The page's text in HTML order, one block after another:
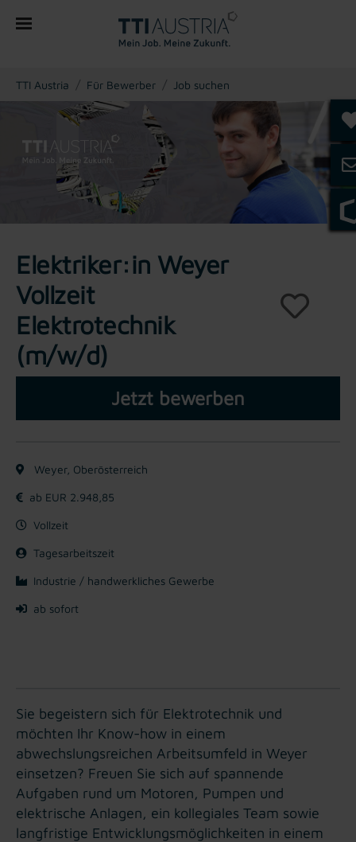
You are here:
TTI Austria Für Bewerber Job suchen
Elektriker:in Weyer
Vollzeit
Elektrotechnik
(m/w/d)
Jetzt bewerben
Weyer, Oberösterreich
ab EUR 2.948,85
Vollzeit
Tagesarbeitszeit
Industrie / handwerkliches Gewerbe
ab sofort
Sie begeistern sich für Elektrotechnik und
möchten Ihr Know-how in einem
abwechslungsreichen Arbeitsumfeld in Weyer
einsetzen? Freuen Sie sich auf spannende
Aufgaben rund um Motoren, Pumpen und
elektrische Anlagen, ein kollegiales Team sowie
langfristige Entwicklungsmöglichkeiten in einem